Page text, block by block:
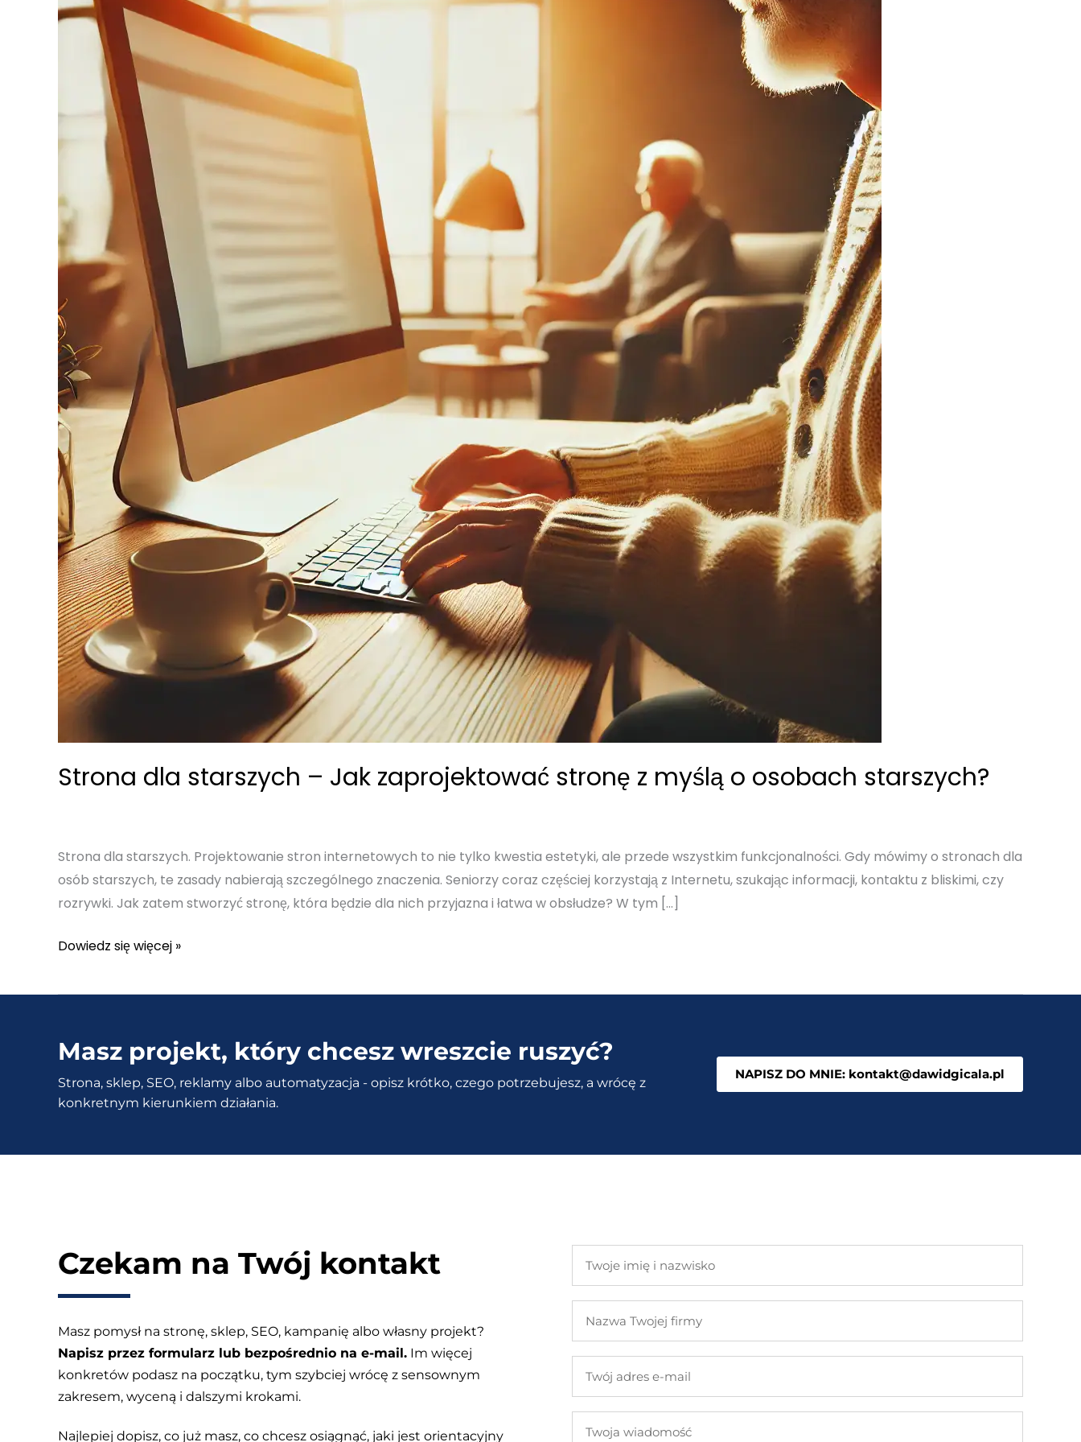
Strona dla starszych – Jak zaprojektować stronę z myślą o osobach starszych?
Strona dla starszych. Projektowanie stron internetowych to nie tylko kwestia estetyki, ale przede wszystkim funkcjonalności. Gdy mówimy o stronach dla
osób starszych, te zasady nabierają szczególnego znaczenia. Seniorzy coraz częściej korzystają z Internetu, szukając informacji, kontaktu z bliskimi, czy
rozrywki. Jak zatem stworzyć stronę, która będzie dla nich przyjazna i łatwa w obsłudze? W tym […]
Strona
starszych
Jak
zaprojektować
stronę
z
o
Dowiedz się więcej »
Masz projekt, który chcesz wreszcie ruszyć?
Strona, sklep, SEO, reklamy albo automatyzacja - opisz krótko, czego potrzebujesz, a wrócę z
konkretnym kierunkiem działania.
NAPISZ DO MNIE: kontakt@dawidgicala.pl
Czekam na Twój kontakt
Masz pomysł na stronę, sklep, SEO, kampanię albo własny projekt?
Napisz przez formularz lub bezpośrednio na e-mail. Im więcej
konkretów podasz na początku, tym szybciej wrócę z sensownym
zakresem, wyceną i dalszymi krokami.
Najlepiej dopisz, co już masz, co chcesz osiągnąć, jaki jest orientacyjny
imię
nazwisko
Twojej
adres
mail